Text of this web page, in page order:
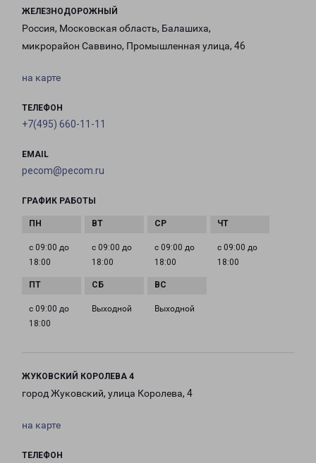
ЖЕЛЕЗНОДОРОЖНЫЙ
Россия, Московская область, Балашиха,
микрорайон Саввино, Промышленная улица, 46
на карте
ТЕЛЕФОН
+7(495) 660-11-11
EMAIL
pecom@pecom.ru
ГРАФИК РАБОТЫ
с 09:00 до
18:00
с 09:00 до
18:00
с 09:00 до
18:00
с 09:00 до
18:00
с 09:00 до
18:00
Выходной Выходной
ЖУКОВСКИЙ КОРОЛЕВА 4
город Жуковский, улица Королева, 4
на карте
ТЕЛЕФОН